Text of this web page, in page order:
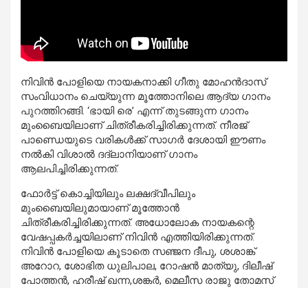
നിവിന്‍ പോളിയെ നായകനാക്കി ഗീതു മോഹന്‍ദാസ്
സംവിധാനം ചെയ്യുന്ന മൂത്തോനിലെ ആദ്യ ഗാനം
പുറത്തിറങ്ങി. ‘ഭായി രെ’ എന്ന് തുടങ്ങുന്ന ഗാനം
മുംബൈയിലാണ് ചിത്രീകരിച്ചിരിക്കുന്നത്. നീരജ്
പാണ്ഡെയുടെ വരികള്‍ക്ക് സാഗര്‍ ദേശായി ഈണം
നല്‍കി വിശാല്‍ ദദ്‌ലാനിയാണ് ഗാനം
ആലപിച്ചിരിക്കുന്നത്.
ഫോര്‍ട്ട് കൊച്ചിയിലും ലക്ഷദ്വീപിലും
മുംബൈയിലുമായാണ് മൂത്തോന്‍
ചിത്രീകരിച്ചിരിക്കുന്നത്. അധോലോക നായകന്റെ
വേഷപ്പകര്‍ച്ചയിലാണ് നിവിന്‍ എത്തിയിരിക്കുന്നത്.
നിവിന്‍ പോളിയെ കൂടാതെ സഞ്ജന ദീപു, ശശാങ്ക്
അറോറ, ശോഭിത ധുലിപാല, റോഷന്‍ മാത്യു, ദിലീഷ്
പോത്തന്‍, ഹരീഷ് ഖന്ന,ശങ്കര്‍, മെലീസ രാജു തോമസ്